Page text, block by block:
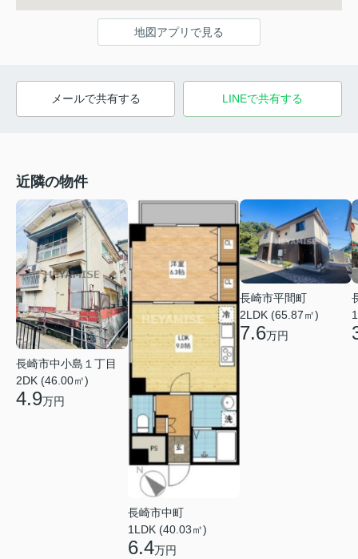
地図アプリで見る
メールで共有する LINEで共有する
近隣の物件
長崎市中小島１丁目
2DK (46.00㎡)
4.9万円
長崎市中町
1LDK (40.03㎡)
6.4万円
長崎市平間町
2LDK (65.87㎡)
7.6万円